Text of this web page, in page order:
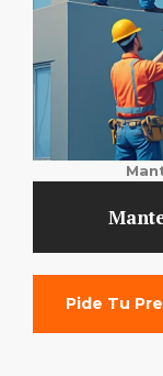
Pide Tu